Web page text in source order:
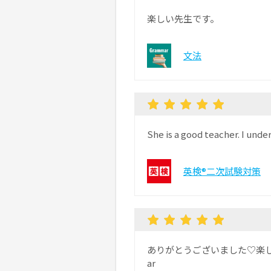
楽しい先生です。
文法
She is a good teacher. I
英検®二次試験対策
ありがとうございました♡楽
ar